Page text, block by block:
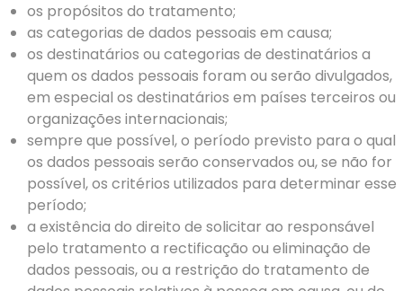
os propósitos do tratamento;
as categorias de dados pessoais em causa;
os destinatários ou categorias de destinatários a
quem os dados pessoais foram ou serão divulgados,
em especial os destinatários em países terceiros ou
organizações internacionais;
sempre que possível, o período previsto para o qual
os dados pessoais serão conservados ou, se não for
possível, os critérios utilizados para determinar esse
período;
a existência do direito de solicitar ao responsável
pelo tratamento a rectificação ou eliminação de
dados pessoais, ou a restrição do tratamento de